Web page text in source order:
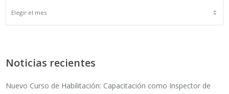
ARCHIVOS
Noticias recientes
Nuevo Curso de Habilitación: Capacitación como Inspector de